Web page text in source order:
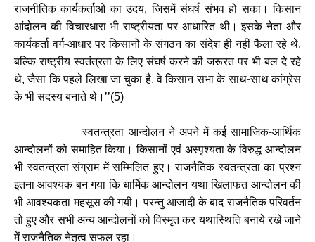
राजनीतिक कार्यकर्ताओं का उदय,जिसमें संघर्ष संभव हो सका। किसान
आंदोलन की विचारधारा भी राष्ट्रीयता पर आधारित थी। इसके नेता और
कार्यकर्ता वर्ग-आधार पर किसानों के संगठन का संदेश ही नहीं फैला रहे थे,
बल्कि राष्ट्रीय स्वतंत्रता के लिए संघर्ष करने की जरूरत पर भी बल दे रहे
थे,जैसा कि पहले लिखा जा चुका है,वे किसान सभा के साथ-साथ कांग्रेस
के भी सदस्य बनाते थे। ’’(5)
स्वतन्त्रता आन्दोलन ने अपने में कई सामाजिक-आर्थिक
आन्दोलनों को समाहित किया। किसानों एवं अस्पृश्यता के विरुद्ध आन्दोलन
भी स्वतन्त्रता संग्राम में सम्मिलित हुए। राजनैतिक स्वतन्त्रता का प्रश्न
इतना आवश्यक बन गया कि धार्मिक आन्दोलन यथा खिलाफत आन्दोलन की
भी आवश्यकता महसूस की गयी। परन्तु आजादी के बाद राजनैतिक परिवर्तन
तो हुए और सभी अन्य आन्दोलनों को विस्मृत कर यथास्थिति बनाये रखे जाने
में राजनैतिक नेतृत्व सफल रहा।